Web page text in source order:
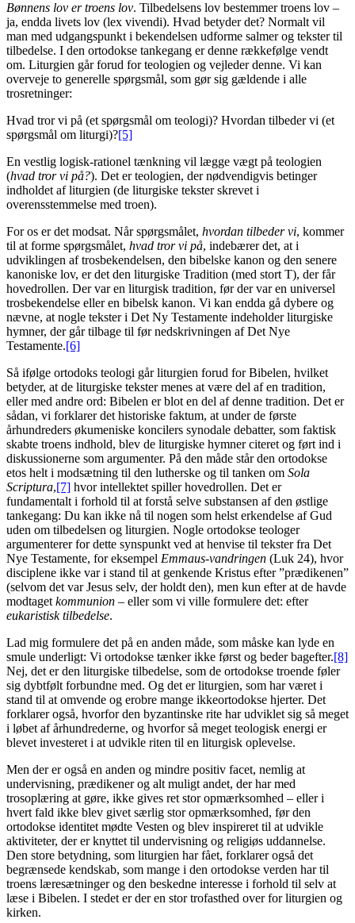
Bønnens lov er troens lov. Tilbedelsens lov bestemmer troens lov –
ja, endda livets lov (lex vivendi). Hvad betyder det? Normalt vil
man med udgangspunkt i bekendelsen udforme salmer og tekster til
tilbedelse. I den ortodokse tankegang er denne rækkefølge vendt
om. Liturgien går forud for teologien og vejleder denne. Vi kan
overveje to generelle spørgsmål, som gør sig gældende i alle
trosretninger:
Hvad tror vi på (et spørgsmål om teologi)? Hvordan tilbeder vi (et
spørgsmål om liturgi)?[5]
En vestlig logisk-rationel tænkning vil lægge vægt på teologien
(hvad tror vi på?). Det er teologien, der nødvendigvis betinger
indholdet af liturgien (de liturgiske tekster skrevet i
overensstemmelse med troen).
For os er det modsat. Når spørgsmålet, hvordan tilbeder vi, kommer
til at forme spørgsmålet, hvad tror vi på, indebærer det, at i
udviklingen af trosbekendelsen, den bibelske kanon og den senere
kanoniske lov, er det den liturgiske Tradition (med stort T), der får
hovedrollen. Der var en liturgisk tradition, før der var en universel
trosbekendelse eller en bibelsk kanon. Vi kan endda gå dybere og
nævne, at nogle tekster i Det Ny Testamente indeholder liturgiske
hymner, der går tilbage til før nedskrivningen af Det Nye
Testamente.[6]
Så ifølge ortodoks teologi går liturgien forud for Bibelen, hvilket
betyder, at de liturgiske tekster menes at være del af en tradition,
eller med andre ord: Bibelen er blot en del af denne tradition. Det er
sådan, vi forklarer det historiske faktum, at under de første
århundreders økumeniske koncilers synodale debatter, som faktisk
skabte troens indhold, blev de liturgiske hymner citeret og ført ind i
diskussionerne som argumenter. På den måde står den ortodokse
etos helt i modsætning til den lutherske og til tanken om Sola
Scriptura,[7] hvor intellektet spiller hovedrollen. Det er
fundamentalt i forhold til at forstå selve substansen af den østlige
tankegang: Du kan ikke nå til nogen som helst erkendelse af Gud
uden om tilbedelsen og liturgien. Nogle ortodokse teologer
argumenterer for dette synspunkt ved at henvise til tekster fra Det
Nye Testamente, for eksempel Emmaus-vandringen (Luk 24), hvor
disciplene ikke var i stand til at genkende Kristus efter ”prædikenen”
(selvom det var Jesus selv, der holdt den), men kun efter at de havde
modtagetkommunion – eller som vi ville formulere det: efter
eukaristisk tilbedelse.
Lad mig formulere det på en anden måde, som måske kan lyde en
smule underligt: Vi ortodokse tænker ikke først og beder bagefter.[8]
Nej, det er den liturgiske tilbedelse, som de ortodokse troende føler
sig dybtfølt forbundne med. Og det er liturgien, som har været i
stand til at omvende og erobre mange ikkeortodokse hjerter. Det
forklarer også, hvorfor den byzantinske rite har udviklet sig så meget
i løbet af århundrederne, og hvorfor så meget teologisk energi er
blevet investeret i at udvikle riten til en liturgisk oplevelse.
Men der er også en anden og mindre positiv facet, nemlig at
undervisning, prædikener og alt muligt andet, der har med
trosoplæring at gøre, ikke gives ret stor opmærksomhed – eller i
hvert fald ikke blev givet særlig stor opmærksomhed, før den
ortodokse identitet mødte Vesten og blev inspireret til at udvikle
aktiviteter, der er knyttet til undervisning og religiøs uddannelse.
Den store betydning, som liturgien har fået, forklarer også det
begrænsede kendskab, som mange i den ortodokse verden har til
troens læresætninger og den beskedne interesse i forhold til selv at
læse i Bibelen. I stedet er der en stor trofasthed over for liturgien og
kirken.